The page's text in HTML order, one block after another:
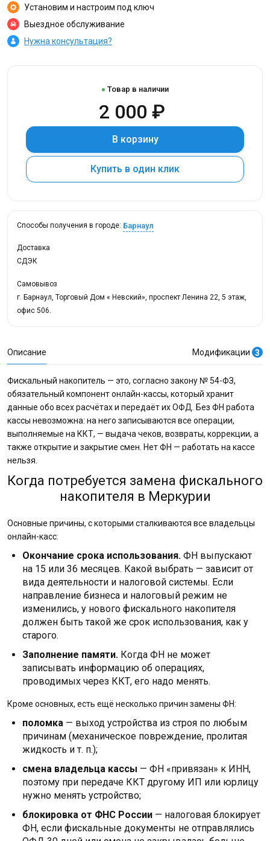
Установим и настроим под ключ
Выездное обслуживание
Нужна консультация?
Товар в наличии
2 000 ₽
В корзину
Купить в один клик
Способы получения в городе: Барнаул
Доставка
СДЭК
Самовывоз
г. Барнаул, Торговый Дом « Невский», проспект Ленина 22, 5 этаж,
офис 506.
Описание Модификации 3
Фискальный накопитель — это, согласно закону № 54-ФЗ,
обязательный компонент онлайн-кассы, который хранит
данные обо всех расчётах и передаёт их ОФД. Без ФН работа
кассы невозможна: на него записываются все операции,
выполняемые на ККТ, — выдача чеков, возвраты, коррекции, а
также открытие и закрытие смен. Нет ФН — работать на кассе
нельзя.
Когда потребуется замена фискального
накопителя в Меркурии
Основные причины, с которыми сталкиваются все владельцы
онлайн-касс:
Окончание срока использования. ФН выпускают
на 15 или 36 месяцев. Какой выбрать — зависит от
вида деятельности и налоговой системы. Если
направление бизнеса и налоговый режим не
изменились, у нового фискального накопителя
должен быть такой же срок использования, как у
старого.
Заполнение памяти. Когда ФН не может
записывать информацию об операциях,
проводимых через ККТ, его надо менять.
Кроме основных, есть ещё несколько причин замены ФН:
поломка — выход устройства из строя по любым
причинам (механическое повреждение, пролитая
жидкость и т. п.);
смена владельца кассы — ФН «привязан» к ИНН,
поэтому при передаче ККТ другому ИП или юрлицу
нужно менять устройство;
блокировка от ФНС России — налоговая блокирует
ФН, если фискальные документы не отправлялись